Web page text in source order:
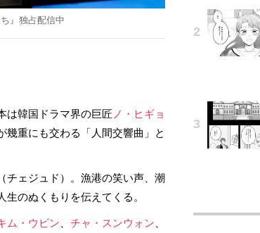
』独占配信中
は韓国ドラマ界の巨匠 ノ・ヒギョ
幾重にも交わる「人間交響曲」と
チェジュド）。漁港の笑い声、潮
のぬくもりを伝えてくる。
ム・ウビン チャ・スンウォン